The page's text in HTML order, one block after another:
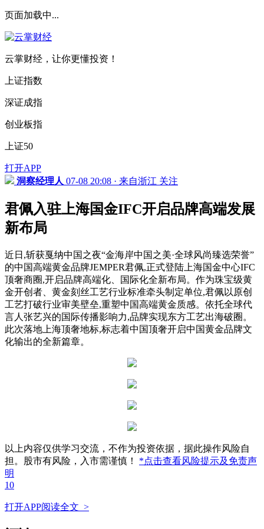
页面加载中...
云掌财经，让你更懂投资！
上证指数
深证成指
创业板指
上证50
打开APP
洞察经理人 07-08 20:08 · 来自浙江 关注
君佩入驻上海国金IFC开启品牌高端发展
新布局
近日,斩获戛纳中国之夜“金海岸中国之美·全球风尚臻选荣誉”
的中国高端黄金品牌JEMPER君佩,正式登陆上海国金中心IFC
顶奢商圈,开启品牌高端化、国际化全新布局。作为珠宝级黄
金开创者、黄金刻丝工艺行业标准牵头制定单位,君佩以原创
工艺打破行业审美壁垒,重塑中国高端黄金质感。依托全球代
言人张艺兴的国际传播影响力,品牌实现东方工艺出海破圈。
此次落地上海顶奢地标,标志着中国顶奢开启中国黄金品牌文
化输出的全新篇章。
以上内容仅供学习交流，不作为投资依据，据此操作风险自
担。股市有风险，入市需谨慎！ *点击查看风险提示及免责声
明
10
打开APP阅读全文 >